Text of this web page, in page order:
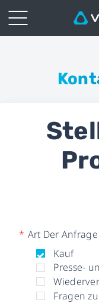
Inquiry
* Art Der Anfrage
Kauf
Presse-
Fragen